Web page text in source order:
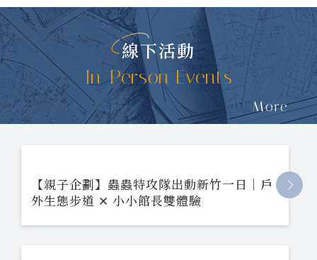
線下活動
In-Person Events
More
【親子企劃】蟲蟲特攻隊出動新竹一日｜戶
外生態步道 ✕ 小小館長雙體驗